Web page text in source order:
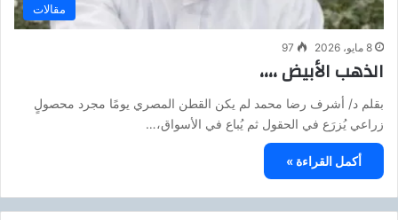
مقالات
8 مايو، 2026 97
الذهب الأبيض ،،،،
بقلم د/ أشرف رضا محمد لم يكن القطن المصري يومًا مجرد محصولٍ
زراعي يُزرَع في الحقول ثم يُباع في الأسواق،…
أكمل القراءة »